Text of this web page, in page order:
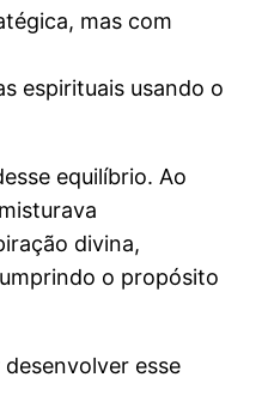
mas com
espirituais usando o
equilíbrio. Ao
divina,
o propósito
esse